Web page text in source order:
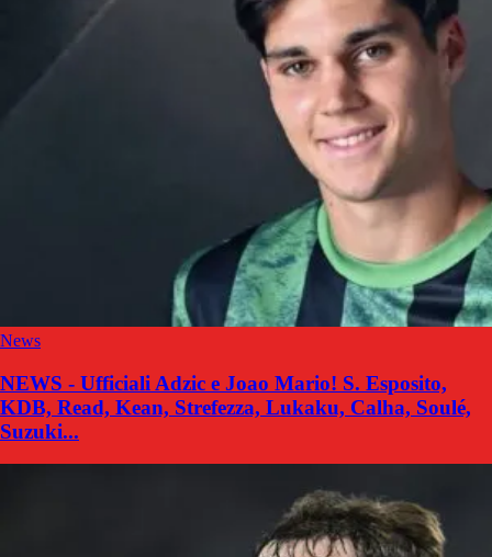
News
NEWS - Ufficiali Adzic e Joao Mario! S. Esposito,
KDB, Read, Kean, Strefezza, Lukaku, Calha, Soulé,
Suzuki...